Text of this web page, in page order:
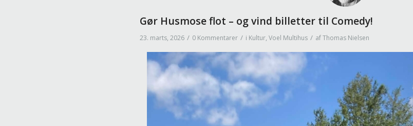
Gør Husmose flot – og vind billetter til Comedy!
23. marts, 2026 / 0 Kommentarer / i Kultur, Voel Multihus / afThomas Nielsen